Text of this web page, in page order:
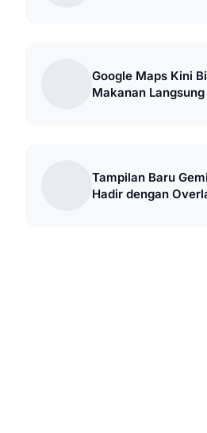
Google Maps Kini
Makanan
Tampilan Baru
Hadir dengan